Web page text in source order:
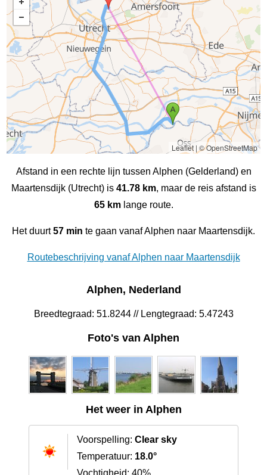
Leaflet| © OpenStreetMap
Afstand in een rechte lijn tussen Alphen (Gelderland) en
Maartensdijk (Utrecht) is 41.78 km, maar de reis afstand is
65 kmlange route.
Het duurt57 min te gaan vanaf Alphen naar Maartensdijk.
Routebeschrijving vanaf Alphen naar Maartensdijk
Alphen, Nederland
Breedtegraad: 51.8244 // Lengtegraad: 5.47243
Foto's van Alphen
Het weer in Alphen
Voorspelling: Clear sky
Temperatuur: 18.0°